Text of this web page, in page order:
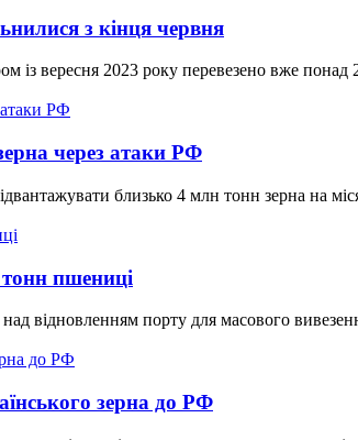
з кінця червня
із вересня 2023 року перевезено вже
через атаки РФ
близько 4 млн тонн зерна на
пшениці
відновленням порту для масового
зерна до РФ